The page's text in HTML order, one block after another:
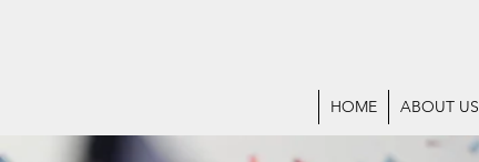
HOME ABOUT US